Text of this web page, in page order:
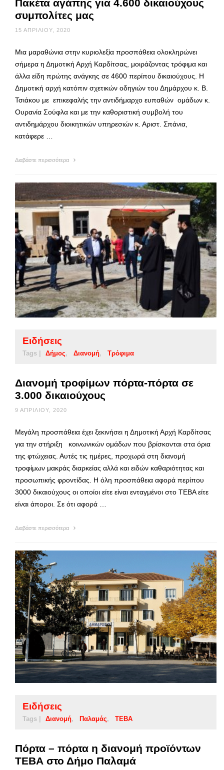
Πακέτα αγάπης για 4.600 δικαιούχους
συμπολίτες μας
15 ΑΠΡΙΛΊΟΥ, 2020
Μια μαραθώνια στην κυριολεξία προσπάθεια ολοκληρώνει
σήμερα η Δημοτική Αρχή Καρδίτσας, μοιράζοντας τρόφιμα και
άλλα είδη πρώτης ανάγκης σε 4600 περίπου δικαιούχους. Η
Δημοτική αρχή κατόπιν σχετικών οδηγιών του Δημάρχου κ. Β.
Τσιάκου με επικεφαλής την αντιδήμαρχο ευπαθών ομάδων κ.
Ουρανία Σούφλα και με την καθοριστική συμβολή του
αντιδημάρχου διοικητικών υπηρεσιών κ. Αριστ. Σπάνια,
κατάφερε …
Διαβάστε περισσότερα
Ειδήσεις
Tags | Δήμος Διανομή Τρόφιμα
Διανομή τροφίμων πόρτα-πόρτα σε
3.000 δικαιούχους
9 ΑΠΡΙΛΊΟΥ, 2020
Μεγάλη προσπάθεια έχει ξεκινήσει η Δημοτική Αρχή Καρδίτσας
για την στήριξη κοινωνικών ομάδων που βρίσκονται στα όρια
της φτώχειας. Αυτές τις ημέρες, προχωρά στη διανομή
τροφίμων μακράς διαρκείας αλλά και ειδών καθαριότητας και
προσωπικής φροντίδας. Η όλη προσπάθεια αφορά περίπου
3000 δικαιούχους οι οποίοι είτε είναι ενταγμένοι στο ΤΕΒΑ είτε
είναι άποροι. Σε ότι αφορά …
Διαβάστε περισσότερα
Ειδήσεις
Tags | Διανομή Παλαμάς ΤΕΒΑ
Πόρτα – πόρτα η διανομή προϊόντων
ΤΕΒΑ στο Δήμο Παλαμά